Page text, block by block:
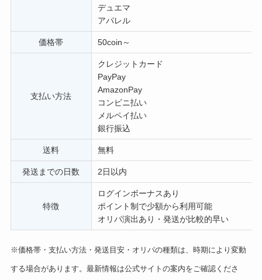
デュエマ
アパレル
価格帯 50coin～
支払い方法
クレジットカード
PayPay
AmazonPay
コンビニ払い
メルペイ払い
銀行振込
送料 無料
発送までの日数 2日以内
特徴
ログインボーナスあり
ポイント制で少額から利用可能
オリパ演出あり・発送が比較的早い
※価格帯・支払い方法・発送目安・オリパの種類は、時期により変動
する場合があります。最新情報は公式サイトの案内をご確認くださ